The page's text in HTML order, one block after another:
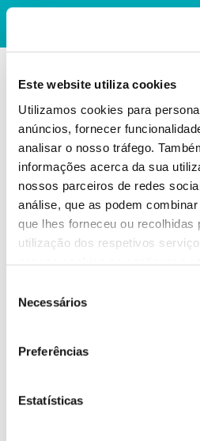
Este website utiliza cookies
Utilizamos cookies para
anúncios, fornecer
analisar o nosso tráfego.
informações acerca da sua
nossos parceiros de redes
análise, que as podem
que lhes forneceu ou recolhidas
utilização dos respetivos
Necessários
Preferências
Estatísticas